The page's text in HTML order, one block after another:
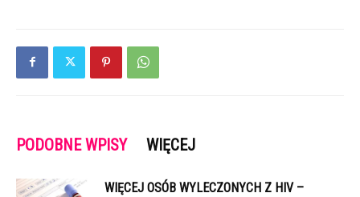
PODOBNE WPISY WIĘCEJ
WIĘCEJ OSÓB WYLECZONYCH Z HIV –